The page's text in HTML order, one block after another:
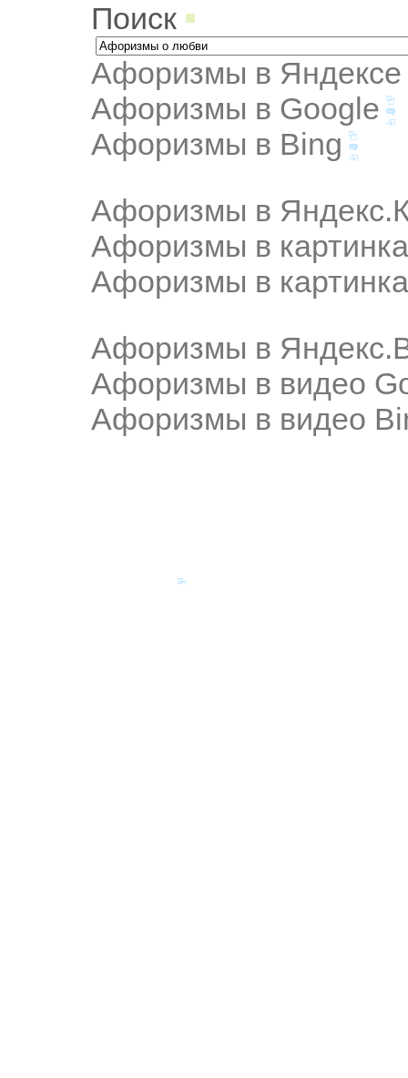
Поиск
Афоризмы в Яндексе
Афоризмы в Google
Афоризмы в Bing
Афоризмы в
Афоризмы в
Афоризмы в
Афоризмы в
Афоризмы в видео
Афоризмы в видео